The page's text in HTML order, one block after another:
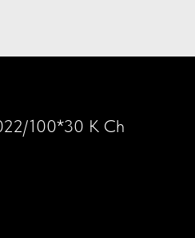
100*30 K Ch